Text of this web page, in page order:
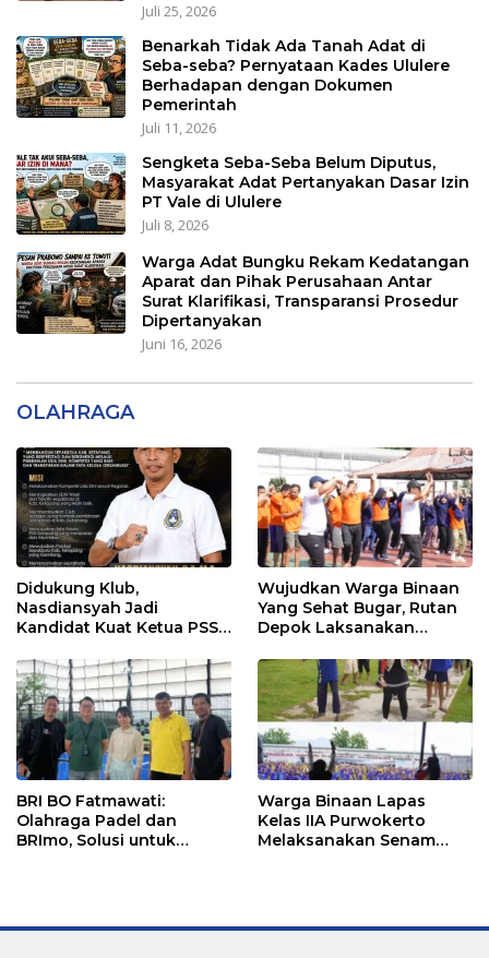
Juli 25, 2026
Benarkah Tidak Ada Tanah Adat di
Seba-seba? Pernyataan Kades Ululere
Berhadapan dengan Dokumen
Pemerintah
Juli 11, 2026
Sengketa Seba-Seba Belum Diputus,
Masyarakat Adat Pertanyakan Dasar Izin
PT Vale di Ululere
Juli 8, 2026
Warga Adat Bungku Rekam Kedatangan
Aparat dan Pihak Perusahaan Antar
Surat Klarifikasi, Transparansi Prosedur
Dipertanyakan
Juni 16, 2026
OLAHRAGA
Didukung Klub,
Nasdiansyah Jadi
Kandidat Kuat Ketua PSSI
Wujudkan Warga Binaan
Yang Sehat Bugar, Rutan
Depok Laksanakan
BRI BO Fatmawati:
Olahraga Padel dan
BRImo, Solusi untuk
Warga Binaan Lapas
Kelas IIA Purwokerto
Melaksanakan Senam